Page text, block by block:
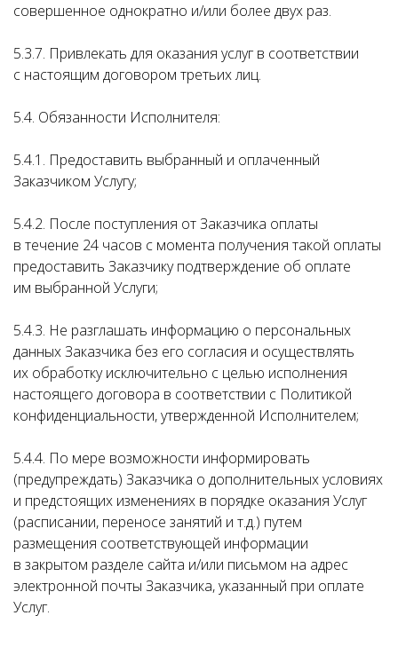
совершенное однократно и/или более двух раз.
5.3.7. Привлекать для оказания услуг в соответствии
с настоящим договором третьих лиц.
5.4. Обязанности Исполнителя:
5.4.1. Предоставить выбранный и оплаченный
Заказчиком Услугу;
5.4.2. После поступления от Заказчика оплаты
в течение 24 часов с момента получения такой оплаты
предоставить Заказчику подтверждение об оплате
им выбранной Услуги;
5.4.3. Не разглашать информацию о персональных
данных Заказчика без его согласия и осуществлять
их обработку исключительно с целью исполнения
настоящего договора в соответствии с Политикой
конфиденциальности, утвержденной Исполнителем;
5.4.4. По мере возможности информировать
(предупреждать) Заказчика о дополнительных условиях
и предстоящих изменениях в порядке оказания Услуг
(расписании, переносе занятий и т.д.) путем
размещения соответствующей информации
в закрытом разделе сайта и/или письмом на адрес
электронной почты Заказчика, указанный при оплате
Услуг.